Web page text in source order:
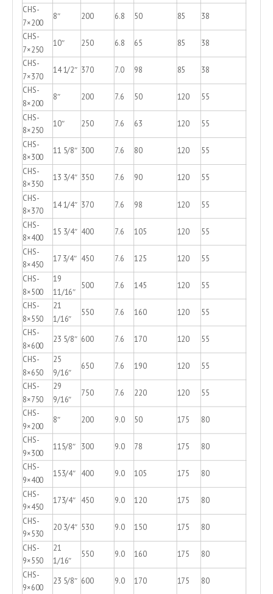
CHS-
7×200
8″ 200 6.8 50 85 38
CHS-
7×250
10″ 250 6.8 65 85 38
CHS-
7×370
14 1/2″ 370 7.0 98 85 38
CHS-
8×200
8″ 200 7.6 50 120 55
CHS-
8×250
10″ 250 7.6 63 120 55
CHS-
8×300
11 5/8″ 300 7.6 80 120 55
CHS-
8×350
13 3/4″ 350 7.6 90 120 55
CHS-
8×370
14 1/4″ 370 7.6 98 120
55
CHS-
8×400
15 3/4″ 400 7.6 105 120
55
CHS-
8×450
17 3/4″ 450 7.6 125 120
55
CHS-
8×500
19
11/16″
500 7.6 145 120 55
CHS-
8×550
21
1/16″
550 7.6 160 120 55
CHS-
8×600
23 5/8″ 600 7.6 170 120 55
CHS-
8×650
25
9/16″
650 7.6 190 120 55
CHS-
8×750
29
9/16″
750 7.6 220 120 55
CHS-
9×200
8″ 200 9.0 50 175 80
CHS-
9×300
115/8″ 300 9.0 78 175 80
CHS-
9×400
153/4″ 400 9.0 105 175 80
CHS-
9×450
173/4″ 450 9.0 120 175 80
CHS-
9×530
20 3/4″ 530 9.0 150 175 80
CHS-
9×550
21
1/16″
550 9.0 160 175 80
CHS-
9×600
23 5/8″ 600 9.0 170 175 80